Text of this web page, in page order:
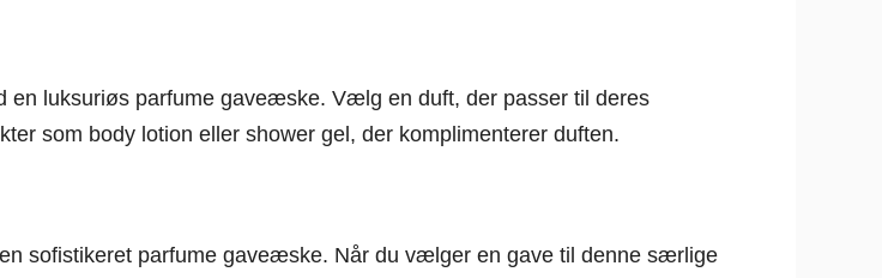
luksuriøs parfume gaveæske. Vælg en duft, der passer til deres
som body lotion eller shower gel, der komplimenterer duften.
sofistikeret parfume gaveæske. Når du vælger en gave til denne særlige